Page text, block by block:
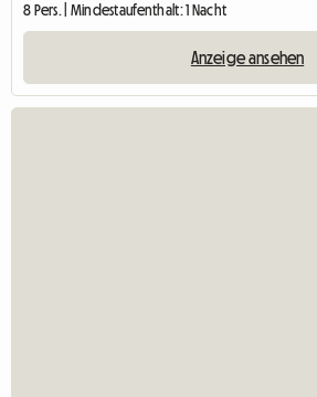
8 Pers. | Mindestaufenthalt: 1 Nacht
Anzeige ansehen